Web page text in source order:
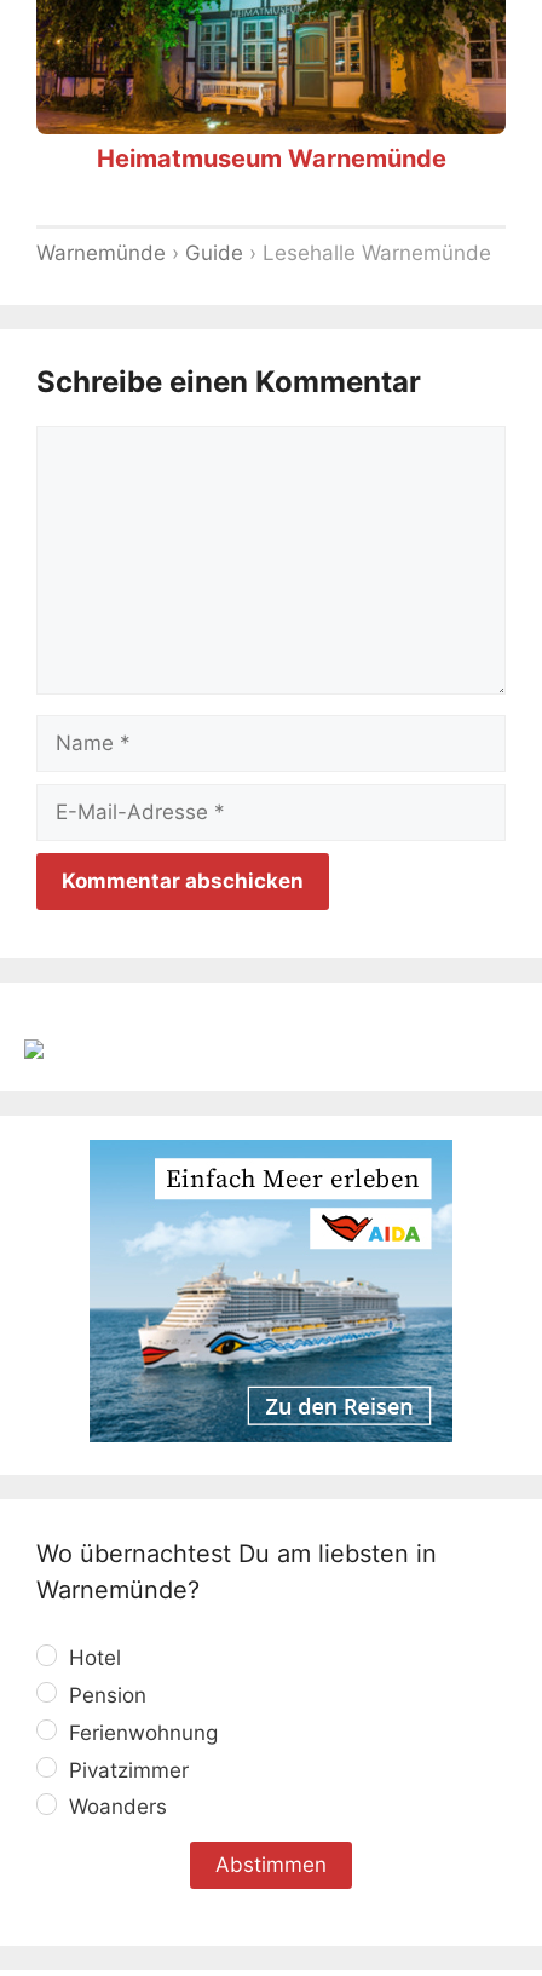
Heimatmuseum Warnemünde
Warnemünde › Guide › Lesehalle Warnemünde
Schreibe einen Kommentar
Name
Adresse
Wo übernachtest Du am liebsten in
Warnemünde?
Hotel
Pension
Ferienwohnung
Pivatzimmer
Woanders